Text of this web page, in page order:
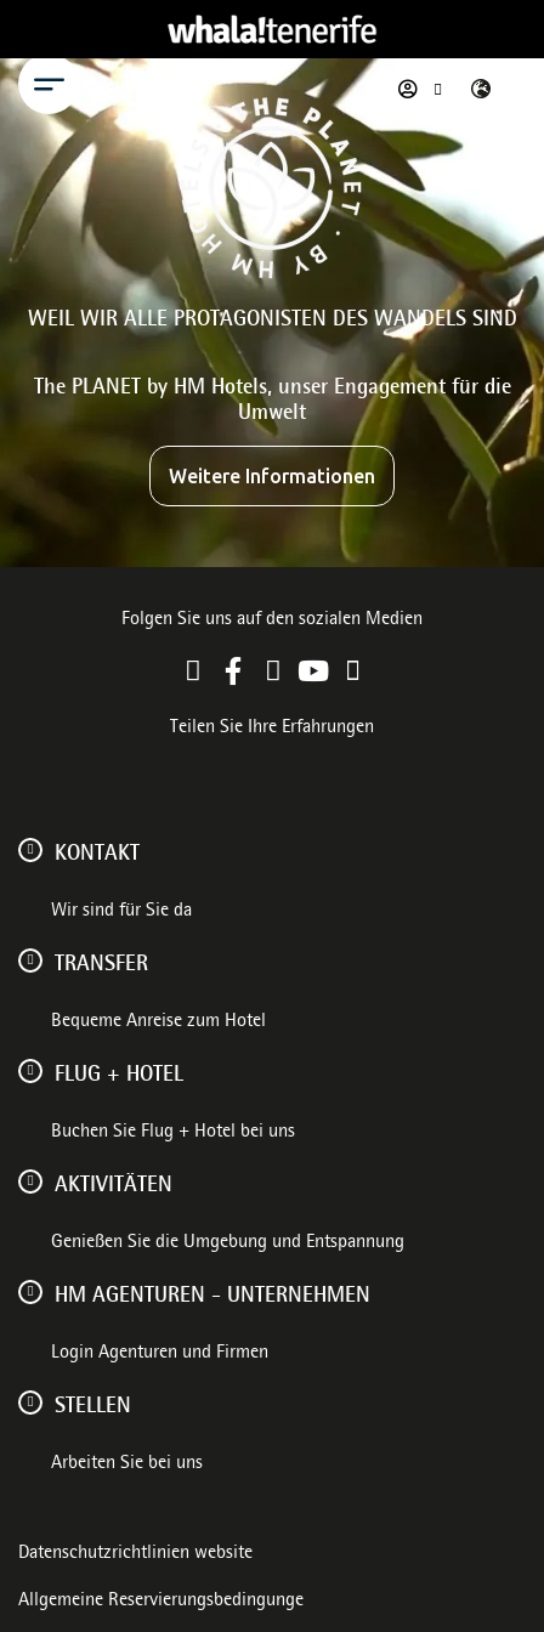
Menü
WEIL WIR ALLE PROTAGONISTEN DES WANDELS SIND
The PLANET by HM Hotels, unser Engagement für die
Umwelt
Weitere Informationen
Folgen Sie uns auf den sozialen Medien
Teilen Sie Ihre Erfahrungen
KONTAKT
Wir sind für Sie da
TRANSFER
Bequeme Anreise zum Hotel
FLUG + HOTEL
Buchen Sie Flug + Hotel bei uns
AKTIVITÄTEN
Genießen Sie die Umgebung und Entspannung
HM AGENTUREN - UNTERNEHMEN
Login Agenturen und Firmen
STELLEN
Arbeiten Sie bei uns
Datenschutzrichtlinien website
Allgemeine Reservierungsbedingunge